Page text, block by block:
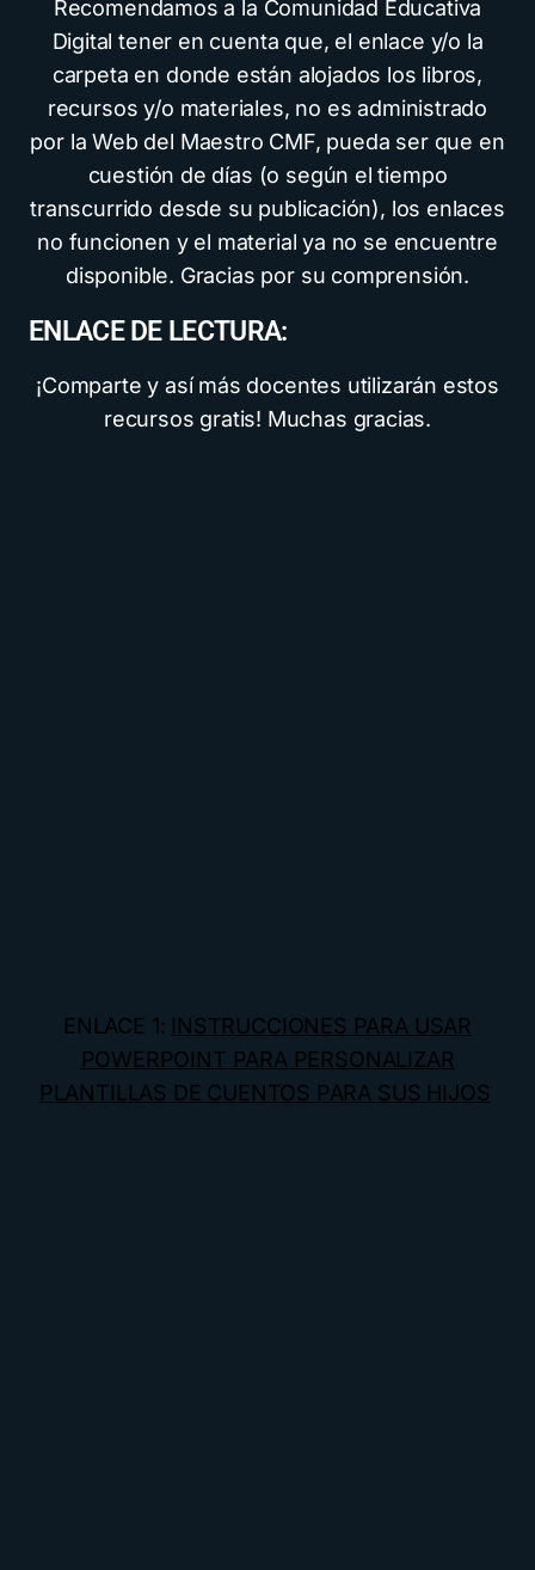
Recomendamos a la Comunidad Educativa
Digital tener en cuenta que, el enlace y/o la
carpeta en donde están alojados los libros,
recursos y/o materiales, no es administrado
por la Web del Maestro CMF, pueda ser que en
cuestión de días (o según el tiempo
transcurrido desde su publicación), los enlaces
no funcionen y el material ya no se encuentre
disponible. Gracias por su comprensión.
ENLACE DE LECTURA:
¡Comparte y así más docentes utilizarán estos
recursos gratis! Muchas gracias.
ENLACE 1: INSTRUCCIONES PARA USAR
POWERPOINT PARA PERSONALIZAR
PLANTILLAS DE CUENTOS PARA SUS HIJOS